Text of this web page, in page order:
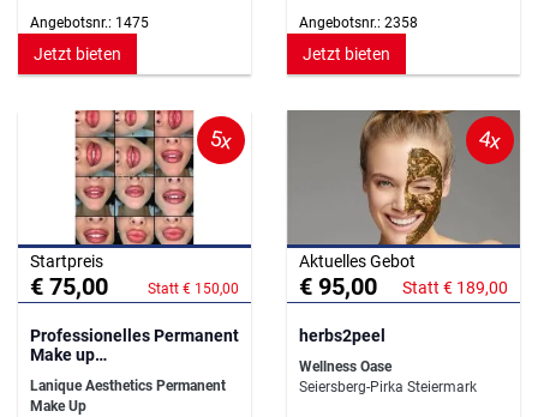
Angebotsnr.: 1475
Jetzt bieten
Angebotsnr.: 2358
Jetzt bieten
5x
Startpreis
€ 75,00 Statt € 150,00
Professionelles Permanent
Make up
Beratungsgespräch
Lanique Aesthetics Permanent
Make Up
4x
Aktuelles Gebot
€ 95,00 Statt € 189,00
herbs2peel
Wellness Oase
Seiersberg-Pirka Steiermark